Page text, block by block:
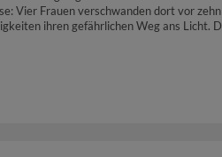
Vier Frauen verschwanden dort vor
ihren gefährlichen Weg ans Licht.